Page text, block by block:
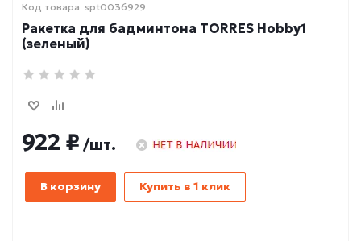
Код товара: spt0036929
Ракетка для бадминтона TORRES Hobby1
(зеленый)
922 ₽ /шт.
В корзину Купить в 1 клик